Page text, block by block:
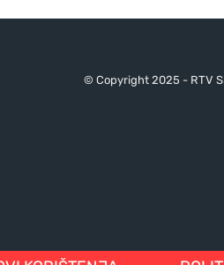
© Copyright 2025 - RTV